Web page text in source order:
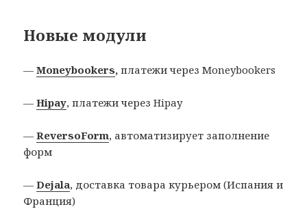
Новые модули
—Moneybookers, платежи через Moneybookers
—Hipay, платежи через Hipay
—ReversoForm, автоматизирует заполнение
форм
—Dejala, доставка товара курьером (Испания и
Франция)